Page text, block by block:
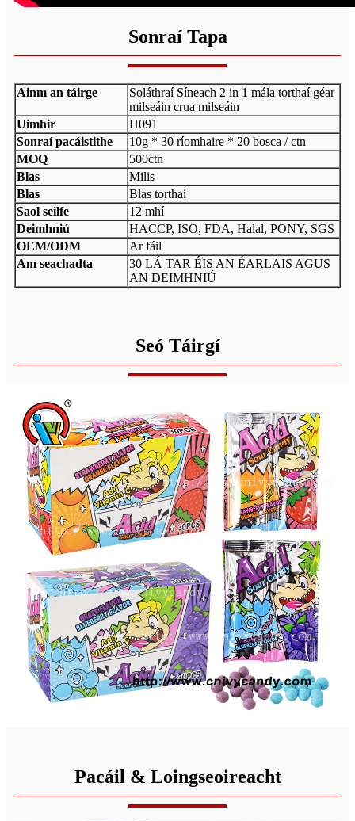
Sonraí Tapa
Ainm an táirge
Soláthraí Síneach 2 in 1 mála torthaí géar
milseáin crua milseáin
Uimhir
H091
Sonraí pacáistithe
10g * 30 ríomhaire * 20 bosca / ctn
MOQ
500ctn
Blas
Milis
Blas
Blas torthaí
Saol seilfe
12 mhí
Deimhniú
HACCP, ISO, FDA, Halal, PONY, SGS
OEM/ODM
Ar fáil
Am seachadta
30 LÁ TAR ÉIS AN ÉARLAIS AGUS
AN DEIMHNIÚ
Seó Táirgí
Pacáil & Loingseoireacht